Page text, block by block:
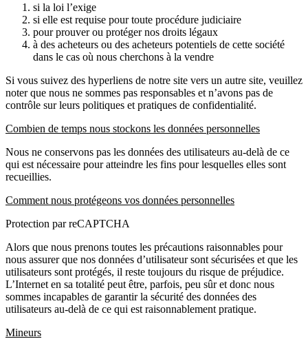
si la loi l’exige
si elle est requise pour toute procédure judiciaire
pour prouver ou protéger nos droits légaux
à des acheteurs ou des acheteurs potentiels de cette société
dans le cas où nous cherchons à la vendre
Si vous suivez des hyperliens de notre site vers un autre site, veuillez
noter que nous ne sommes pas responsables et n’avons pas de
contrôle sur leurs politiques et pratiques de confidentialité.
Combien de temps nous stockons les données personnelles
Nous ne conservons pas les données des utilisateurs au-delà de ce
qui est nécessaire pour atteindre les fins pour lesquelles elles sont
recueillies.
Comment nous protégeons vos données personnelles
Protection par reCAPTCHA
Alors que nous prenons toutes les précautions raisonnables pour
nous assurer que nos données d’utilisateur sont sécurisées et que les
utilisateurs sont protégés, il reste toujours du risque de préjudice.
L’Internet en sa totalité peut être, parfois, peu sûr et donc nous
sommes incapables de garantir la sécurité des données des
utilisateurs au-delà de ce qui est raisonnablement pratique.
Mineurs